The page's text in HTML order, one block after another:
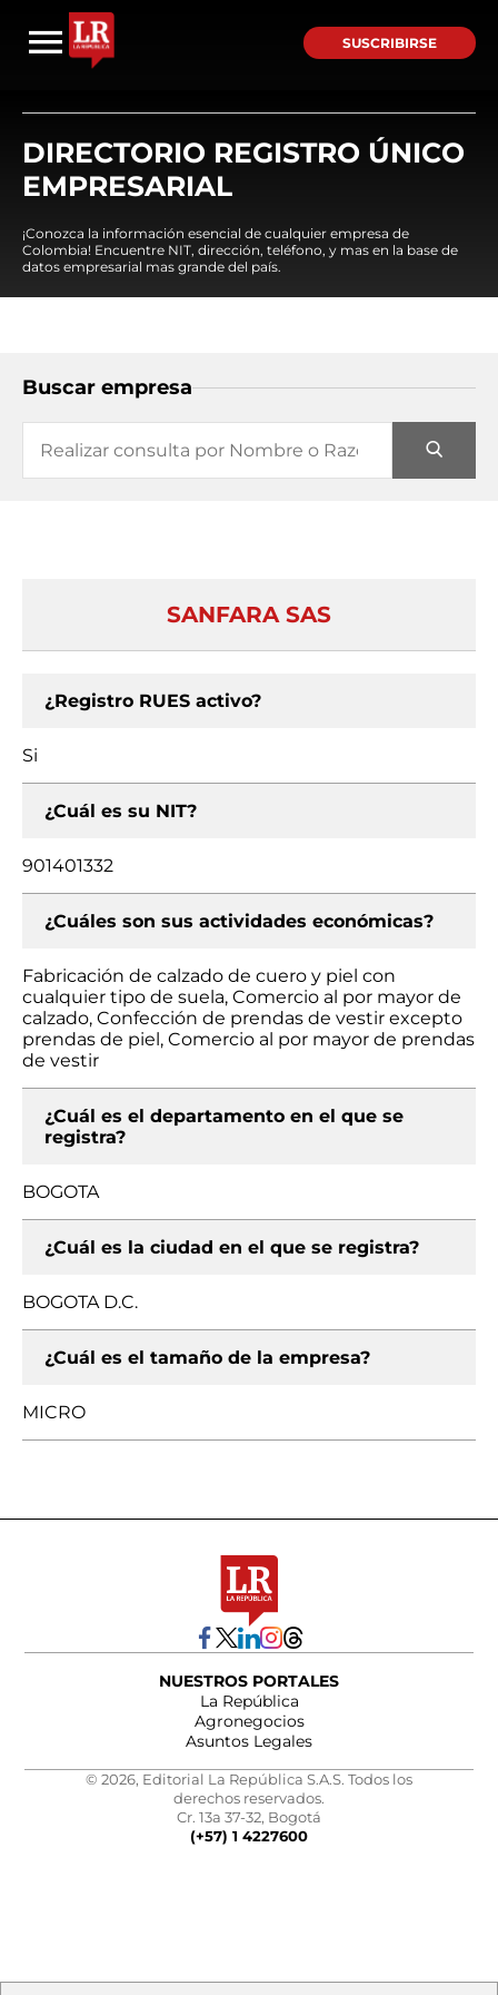
SUSCRIBIRSE
DIRECTORIO REGISTRO ÚNICO
EMPRESARIAL
¡Conozca la información esencial de cualquier empresa de
Colombia! Encuentre NIT, dirección, teléfono, y mas en la base de
datos empresarial mas grande del país.
Buscar empresa
SANFARA SAS
¿Registro RUES activo?
Si
¿Cuál es su NIT?
901401332
¿Cuáles son sus actividades económicas?
Fabricación de calzado de cuero y piel con
cualquier tipo de suela, Comercio al por mayor de
calzado, Confección de prendas de vestir excepto
prendas de piel, Comercio al por mayor de prendas
de vestir
¿Cuál es el departamento en el que se
registra?
BOGOTA
¿Cuál es la ciudad en el que se registra?
BOGOTA D.C.
¿Cuál es el tamaño de la empresa?
MICRO
NUESTROS PORTALES
La República
Agronegocios
Asuntos Legales
© 2026, Editorial La República S.A.S. Todos los
derechos reservados.
Cr. 13a 37-32, Bogotá
(+57) 1 4227600